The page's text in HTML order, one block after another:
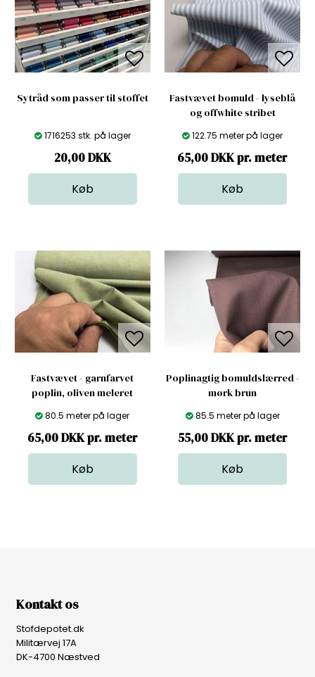
Sytråd som passer til stoffet
1716253 stk. på lager
20,00DKK
Fastvævet bomuld - lyseblå
og offwhite stribet
122.75 meter på lager
65,00 DKK pr. meter
Fastvævet - garnfarvet
poplin, oliven meleret
80.5 meter på lager
65,00 DKK pr. meter
Poplinagtig bomuldslærred -
mørk brun
85.5 meter på lager
55,00 DKK pr. meter
Kontakt os
Stofdepotet.dk
Militærvej 17A
DK-4700 Næstved